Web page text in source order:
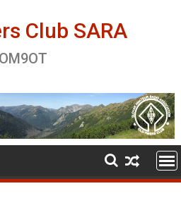
Club SARA
OM9OT